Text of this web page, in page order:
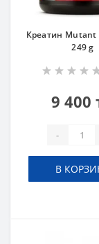
Креатин Mutant
249 g
9 400
-
В